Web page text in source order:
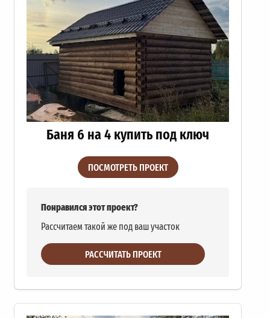
Баня 6 на 4 купить под ключ
ПОСМОТРЕТЬ ПРОЕКТ
Понравился этот проект?
Рассчитаем такой же под ваш участок
РАССЧИТАТЬ ПРОЕКТ